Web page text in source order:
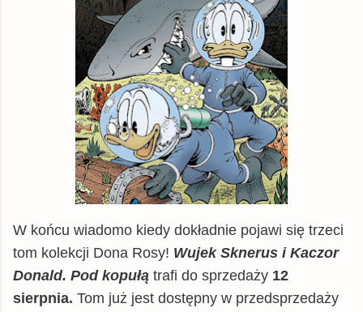
W końcu wiadomo kiedy dokładnie pojawi się trzeci
tom kolekcji Dona Rosy! Wujek Sknerus i Kaczor
Donald. Pod kopułą trafi do sprzedaży 12
sierpnia. Tom już jest dostępny w przedsprzedaży